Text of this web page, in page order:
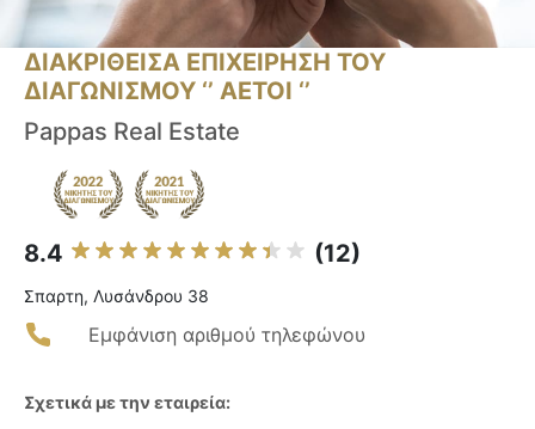
ΔΙΑΚΡΙΘΕΙΣΑ ΕΠΙΧΕΙΡΗΣΗ ΤΟΥ
ΔΙΑΓΩΝΙΣΜΟΥ ‘’ ΑΕΤΟΙ ‘’
Pappas Real Estate
8.4 (12)
Σπαρτη, Λυσάνδρου 38
Εμφάνιση αριθμού τηλεφώνου
Σχετικά με την εταιρεία: